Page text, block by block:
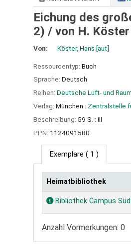
Eichung des
2) / von H. Köster
Von: Köster, Hans [aut]
Ressourcentyp: Buch
Sprache: Deutsch
Reihen: Deutsche Luft- und
Verlag: München : Zentralstelle
Beschreibung: 59 S. : Ill
PPN: 1124091580
Exemplare ( 1 )
Exemplare
Heimatbibliothek
Bibliothek Campus Süd
Anzahl Vormerkungen: 0